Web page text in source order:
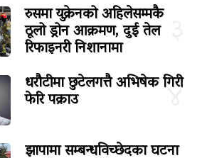
रुसमा युक्रेनको अहिलेसम्मकै
ठूलो ड्रोन आक्रमण, दुई तेल
रिफाइनरी निशानामा
४
धरौटीमा छुटेलगत्तै अभिषेक गिरी
फेरि पक्राउ
झापामा सम्बन्धविच्छेदका घटना